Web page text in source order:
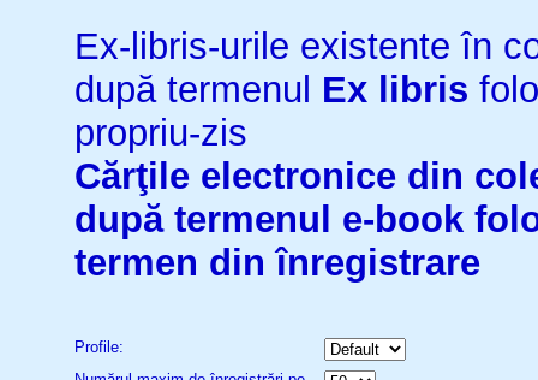
Ex-libris-urile existente în
după termenul Ex libris
propriu-zis
Cărţile electronice din
după termenul e-book
termen din înregistrare
Profile: